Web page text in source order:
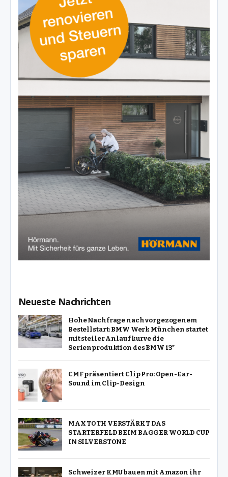
Neueste Nachrichten
Hohe Nachfrage nach vorgezogenem
Bestellstart: BMW Werk München startet
mit steiler Anlaufkurve die
Serienproduktion des BMW i3*
CMF präsentiert Clip Pro: Open-Ear-
Sound im Clip-Design
MAX TOTH VERSTÄRKT DAS
STARTERFELD BEIM BAGGER WORLD CUP
IN SILVERSTONE
Schweizer KMU bauen mit Amazon ihr